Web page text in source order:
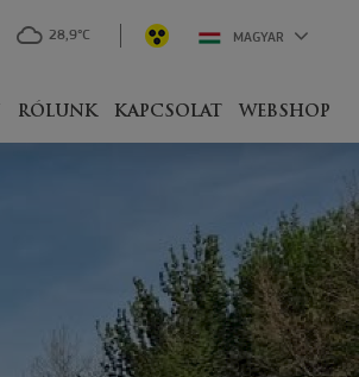
RÓLUNK KAPCSOLAT WEBSHOP
28,9°C MAGYAR